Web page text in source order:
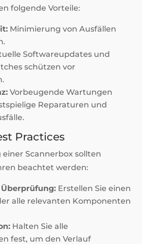
folgende Vorteile:
Minimierung von Ausfällen
Softwareupdates und
schützen vor
Vorbeugende Wartungen
Reparaturen und
Practices
Scannerbox sollten
beachtet werden:
Erstellen Sie einen
alle relevanten Komponenten
Halten Sie alle
fest, um den Verlauf